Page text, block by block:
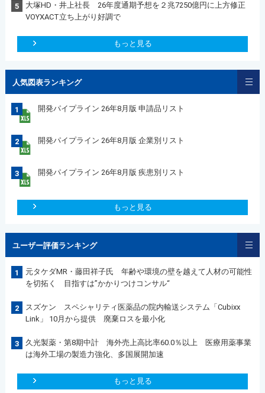
5
大塚HD・井上社長 26年度通期予想を２兆7250億円に上方修正
VOYXACT立ち上がり好調で
もっと見る
人気図表ランキング
1 開発パイプライン 26年8月版 申請品リスト
2 開発パイプライン 26年8月版 企業別リスト
3 開発パイプライン 26年8月版 疾患別リスト
もっと見る
ユーザー評価ランキング
1
元タケダMR・藤田祥子氏 年齢や環境の壁を越えて人材の可能性
を切拓く 目指すは”かかりつけコンサル“
2
スズケン スペシャリティ医薬品の院内輸送システム「Cubixx
Link」 10月から提供 廃棄ロスを最小化
3
久光製薬・第8期中計 海外売上高比率60.0％以上 医療用薬事業
は海外工場の製造力強化、多国展開加速
もっと見る